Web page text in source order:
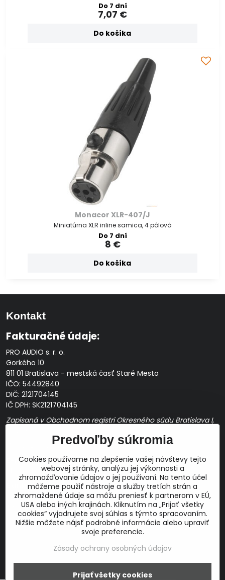
Do 7 dní
7,07 €
Do košíka
Monacor XLR-407/J
Miniatúrna XLR inline samica, 4 pólová
Do 7 dní
8 €
Do košíka
Kontakt
Fakturačné údaje:
PRO AUDIO s. r. o.
Gorkého 10
811 01 Bratislava - mestská časť Staré Mesto
IČO: 54492840
DIČ: 2121704145
IČ DPH: SK2121704145
Zapísaná v Obchodnom registri Okresného súdu Bratislava I,
Prevádzková doba: pracovné dni10:00 - 14:00
E-mail:
obchod@proaudio.sk
Bankové spojenie:
Slovenská sporiteľňa, a.s.
IBAN: SK48 0900 0000 0051 9050 9782
SWIFT: GIBASKBX
©2026Copyright
Predvoľby súkromia
Cookies používame na zlepšenie vašej návštevy tejto
webovej stránky, analýzu jej výkonnosti a
zhromažďovanie údajov o jej používaní. Na tento účel
môžeme použiť nástroje a služby tretích strán a
zhromaždené údaje sa môžu preniesť k partnerom v EÚ,
USA alebo iných krajinách. Kliknutím na „Prijať všetky
cookies“ vyjadrujete svoj súhlas s týmto spracovaním.
Nižšie môžete nájsť podrobné informácie alebo upraviť
svoje preferencie.
Zásady ochrany osobných údajov
Prijať všetky cookies